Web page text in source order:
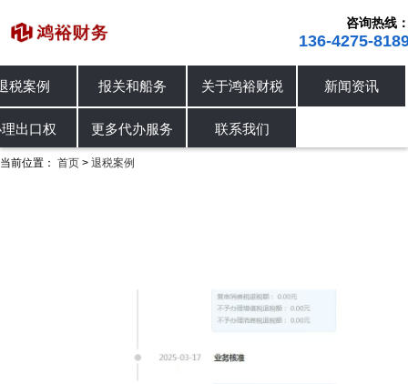
咨询热线
136-4275-
税案例
出口权
报关和船务
更多代办服务
关于鸿裕财税
联系我们
新闻资讯
进出口退税 退税案例 办理出口权
当前位置： 首页 > 退税案例